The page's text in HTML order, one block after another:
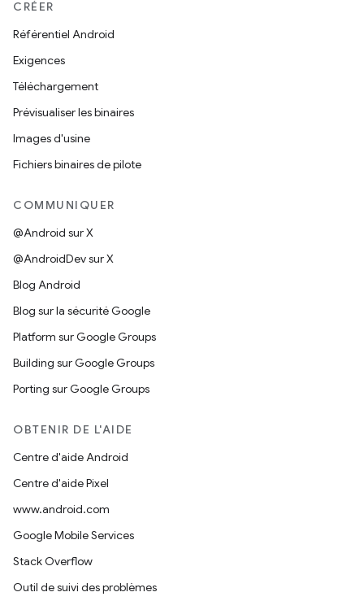
CRÉER
Référentiel Android
Exigences
Téléchargement
Prévisualiser les binaires
Images d'usine
Fichiers binaires de pilote
COMMUNIQUER
@Android sur X
@AndroidDev sur X
Blog Android
Blog sur la sécurité Google
Platform sur Google Groups
Building sur Google Groups
Porting sur Google Groups
OBTENIR DE L'AIDE
Centre d'aide Android
Centre d'aide Pixel
www.android.com
Google Mobile Services
Stack Overflow
Outil de suivi des problèmes